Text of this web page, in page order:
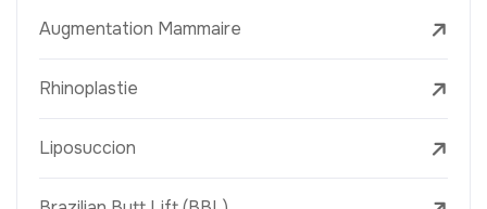
Augmentation Mammaire
Rhinoplastie
Liposuccion